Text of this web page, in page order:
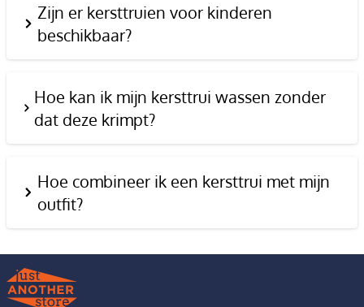
Zijn er kersttruien voor kinderen
beschikbaar?
Hoe kan ik mijn kersttrui wassen zonder
dat deze krimpt?
Hoe combineer ik een kersttrui met mijn
outfit?